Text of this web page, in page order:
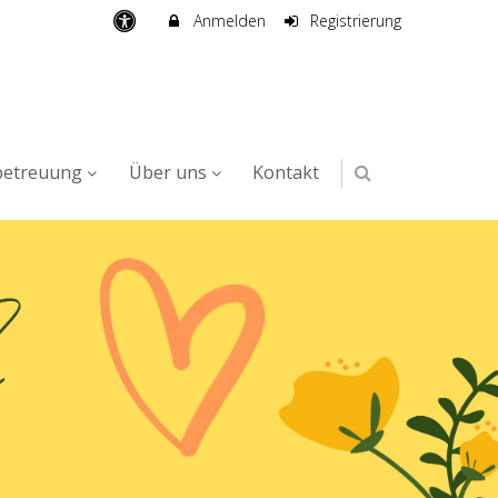
Anmelden Registrierung
Über uns Kontakt